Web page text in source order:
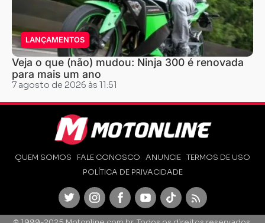
LANÇAMENTOS
Veja o que (não) mudou: Ninja 300 é renovada
para mais um ano
7 agosto de 2026 às 11:51
QUEM SOMOS FALE CONOSCO ANUNCIE TERMOS DE USO
POLÍTICA DE PRIVACIDADE
TwitterInstagramFacebookYoutubeTikTok Feed